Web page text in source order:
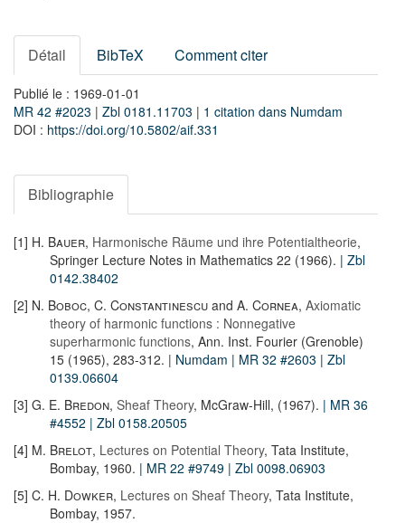
Détail BibTeX Comment citer
Publié le : 1969-01-01
MR 42 #2023 | Zbl 0181.11703 | 1 citation dans Numdam
DOI : https://doi.org/10.5802/aif.331
Bibliographie
[1] H. Bauer, Harmonische Räume und ihre Potentialtheorie,
Springer Lecture Notes in Mathematics 22 (1966). | Zbl
0142.38402
[2] N. Boboc, C. Constantinescu and A. Cornea, Axiomatic
theory of harmonic functions : Nonnegative
superharmonic functions, Ann. Inst. Fourier (Grenoble)
15 (1965), 283-312. | Numdam | MR 32 #2603 | Zbl
0139.06604
[3] G. E. Bredon, Sheaf Theory, McGraw-Hill, (1967). | MR 36
#4552 | Zbl 0158.20505
[4] M. Brelot, Lectures on Potential Theory, Tata Institute,
Bombay, 1960. | MR 22 #9749 | Zbl 0098.06903
[5] C. H. Dowker, Lectures on Sheaf Theory, Tata Institute,
Bombay, 1957.